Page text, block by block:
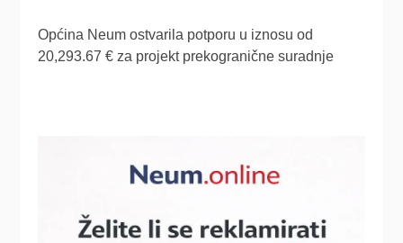
Općina Neum ostvarila potporu u iznosu od
20,293.67 € za projekt prekogranične suradnje